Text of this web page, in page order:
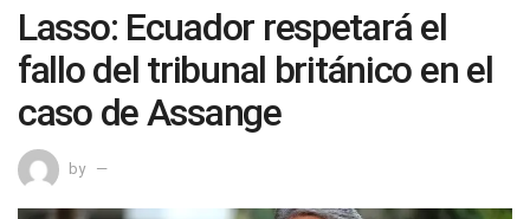
Lasso: Ecuador respetará el
fallo del tribunal británico en el
caso de Assange
by